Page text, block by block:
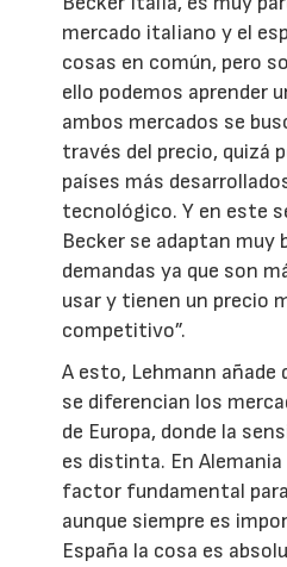
mercado italiano y el
cosas en común, pero
ello podemos aprender
ambos mercados se
través del precio, quizá
países más
tecnológico. Y en este
Becker se adaptan muy
demandas ya que son
usar y tienen un precio
competitivo”.
A esto, Lehmann añade
se diferencian los
de Europa, donde la
es distinta. En Alemania
factor fundamental
aunque siempre es
España la cosa es